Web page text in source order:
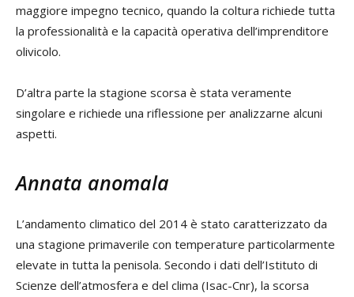
maggiore impegno tecnico, quando la coltura richiede tutta
la professionalità e la capacità operativa dell’imprenditore
olivicolo.
D’altra parte la stagione scorsa è stata veramente
singolare e richiede una riflessione per analizzarne alcuni
aspetti.
Annata anomala
L’andamento climatico del 2014 è stato caratterizzato da
una stagione primaverile con temperature particolarmente
elevate in tutta la penisola. Secondo i dati dell’Istituto di
Scienze dell’atmosfera e del clima (Isac-Cnr), la scorsa